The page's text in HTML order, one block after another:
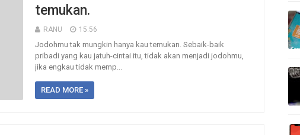
temukan.
RANU 15:56
Jodohmu tak mungkin hanya kau temukan. Sebaik-baik
pribadi yang kau jatuh-cintai itu, tidak akan menjadi jodohmu,
jika engkau tidak memp...
READ MORE »